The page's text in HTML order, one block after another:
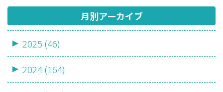
月別アーカイブ
2025 (46)
2024 (164)